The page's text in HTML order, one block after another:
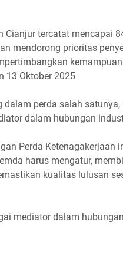
Cianjur tercatat mencapai
mendorong prioritas
13 Oktober 2025
perda salah satunya,
dalam hubungan
Perda Ketenagakerjaan
harus mengatur,
kualitas lulusan
mediator dalam